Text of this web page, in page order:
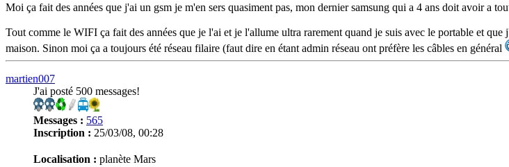
Moi ça fait des années que j'ai un gsm je m'en sers quasiment pas, mon dernier samsung qui a 4 ans doit avoir a
Tout comme le WIFI ça fait des années que je l'ai et je l'allume ultra rarement quand je suis avec le portable et
maison. Sinon moi ça a toujours été réseau filaire (faut dire en étant admin réseau ont préfère les câbles en général
martien007
J'ai posté 500 messages!
Messages : 565
Inscription : 25/03/08, 00:28
Localisation : planète Mars